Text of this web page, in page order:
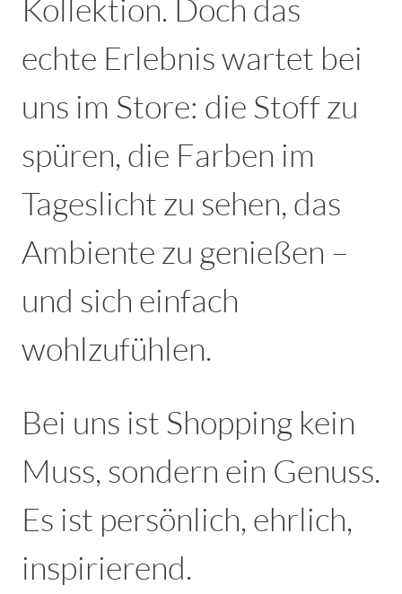
Kollektion. Doch das
echte Erlebnis wartet bei
uns im Store: die Stoff zu
spüren, die Farben im
Tageslicht zu sehen, das
Ambiente zu genießen –
und sich einfach
wohlzufühlen.
Bei uns ist Shopping kein
Muss, sondern ein Genuss.
Es ist persönlich, ehrlich,
inspirierend.